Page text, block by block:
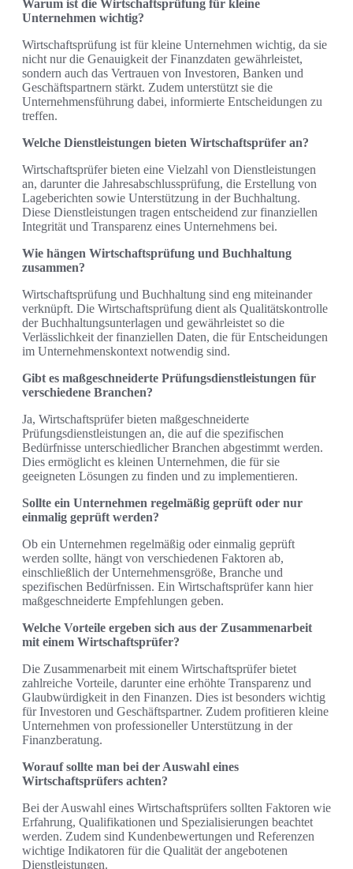
Warum ist die Wirtschaftsprüfung für kleine
Unternehmen wichtig?
Wirtschaftsprüfung ist für kleine Unternehmen wichtig, da sie
nicht nur die Genauigkeit der Finanzdaten gewährleistet,
sondern auch das Vertrauen von Investoren, Banken und
Geschäftspartnern stärkt. Zudem unterstützt sie die
Unternehmensführung dabei, informierte Entscheidungen zu
treffen.
Welche Dienstleistungen bieten Wirtschaftsprüfer an?
Wirtschaftsprüfer bieten eine Vielzahl von Dienstleistungen
an, darunter die Jahresabschlussprüfung, die Erstellung von
Lageberichten sowie Unterstützung in der Buchhaltung.
Diese Dienstleistungen tragen entscheidend zur finanziellen
Integrität und Transparenz eines Unternehmens bei.
Wie hängen Wirtschaftsprüfung und Buchhaltung
zusammen?
Wirtschaftsprüfung und Buchhaltung sind eng miteinander
verknüpft. Die Wirtschaftsprüfung dient als Qualitätskontrolle
der Buchhaltungsunterlagen und gewährleistet so die
Verlässlichkeit der finanziellen Daten, die für Entscheidungen
im Unternehmenskontext notwendig sind.
Gibt es maßgeschneiderte Prüfungsdienstleistungen für
verschiedene Branchen?
Ja, Wirtschaftsprüfer bieten maßgeschneiderte
Prüfungsdienstleistungen an, die auf die spezifischen
Bedürfnisse unterschiedlicher Branchen abgestimmt werden.
Dies ermöglicht es kleinen Unternehmen, die für sie
geeigneten Lösungen zu finden und zu implementieren.
Sollte ein Unternehmen regelmäßig geprüft oder nur
einmalig geprüft werden?
Ob ein Unternehmen regelmäßig oder einmalig geprüft
werden sollte, hängt von verschiedenen Faktoren ab,
einschließlich der Unternehmensgröße, Branche und
spezifischen Bedürfnissen. Ein Wirtschaftsprüfer kann hier
maßgeschneiderte Empfehlungen geben.
Welche Vorteile ergeben sich aus der Zusammenarbeit
mit einem Wirtschaftsprüfer?
Die Zusammenarbeit mit einem Wirtschaftsprüfer bietet
zahlreiche Vorteile, darunter eine erhöhte Transparenz und
Glaubwürdigkeit in den Finanzen. Dies ist besonders wichtig
für Investoren und Geschäftspartner. Zudem profitieren kleine
Unternehmen von professioneller Unterstützung in der
Finanzberatung.
Worauf sollte man bei der Auswahl eines
Wirtschaftsprüfers achten?
Bei der Auswahl eines Wirtschaftsprüfers sollten Faktoren wie
Erfahrung, Qualifikationen und Spezialisierungen beachtet
werden. Zudem sind Kundenbewertungen und Referenzen
wichtige Indikatoren für die Qualität der angebotenen
Dienstleistungen.